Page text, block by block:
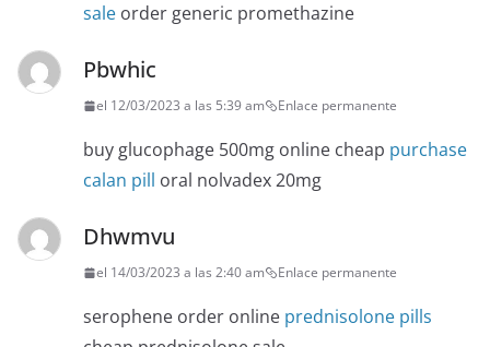
sale order generic promethazine
Pbwhic
el 12/03/2023 a las 5:39 am Enlace permanente
buy glucophage 500mg online cheap purchase
calan pill oral nolvadex 20mg
Dhwmvu
el 14/03/2023 a las 2:40 am Enlace permanente
serophene order online prednisolone pills